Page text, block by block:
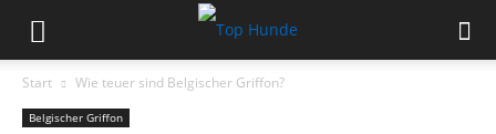
Start Wie teuer sind Belgischer Griffon?
Belgischer Griffon